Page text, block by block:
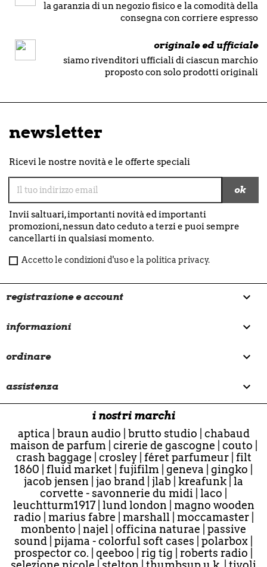
la garanzia di un negozio fisico e la comodità della
consegna con corriere espresso
originale ed ufficiale
siamo rivenditori ufficiali di ciascun marchio
proposto con solo prodotti originali
newsletter
Ricevi le nostre novità e le offerte speciali
Invii saltuari, importanti novità ed importanti
promozioni, nessun dato ceduto a terzi e puoi sempre
cancellarti in qualsiasi momento.
Accetto le condizioni d'uso e la politica privacy.
registrazione e account 
informazioni 
ordinare 
assistenza 
i nostri marchi
aptica
braun audio brutto studio
chabaud
maison de parfum| cirerie de gascogne couto
crash baggage
crosley| féret parfumeur| filt
1860
fluid market fujifilm geneva gingko
jacob jensen jao brand jlab kreafunk la
corvette - savonnerie du midi laco
leuchtturm1917| lund london| magno wooden
radio
marius fabre marshall| moccamaster|
monbento
najel officina naturae
passive
sound pijama - colorful soft cases polarbox
prospector co.
qeeboo rig tig roberts radio